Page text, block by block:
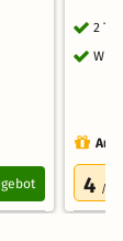
2
4 /5.0